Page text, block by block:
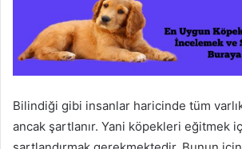
Bilindiği gibi insanlar haricinde tüm
ancak şartlanır. Yani köpekleri eğitmek